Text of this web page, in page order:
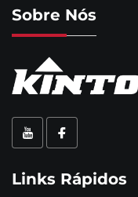
Sobre Nós
Links Rápidos